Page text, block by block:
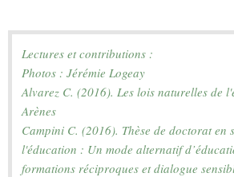
Lectures et contributions :
Photos : Jérémie Logeay
Alvarez C. (2016). Les lois naturelles de
Arènes
Campini C. (2016). Thèse de doctorat en
l'éducation : Un mode alternatif
formations réciproques et dialogue